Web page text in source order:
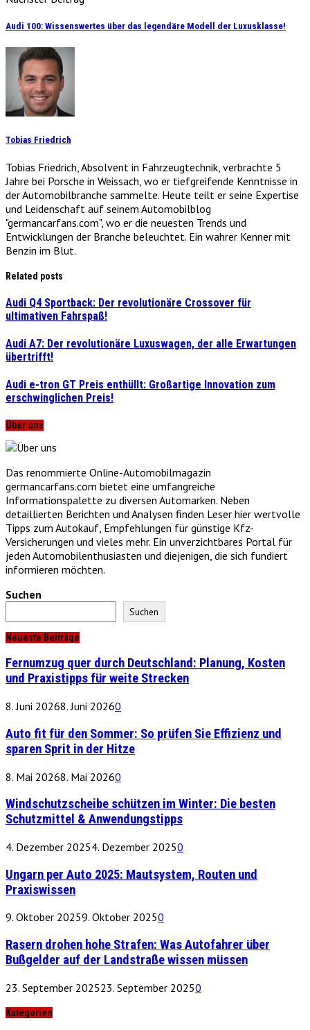
Audi 100: Wissenswertes über das legendäre Modell der Luxusklasse!
Tobias Friedrich
Tobias Friedrich, Absolvent in Fahrzeugtechnik, verbrachte 5
Jahre bei Porsche in Weissach, wo er tiefgreifende Kenntnisse in
der Automobilbranche sammelte. Heute teilt er seine Expertise
und Leidenschaft auf seinem Automobilblog
"germancarfans.com", wo er die neuesten Trends und
Entwicklungen der Branche beleuchtet. Ein wahrer Kenner mit
Benzin im Blut.
Related posts
Audi Q4 Sportback: Der revolutionäre Crossover für
ultimativen Fahrspaß!
Audi A7: Der revolutionäre Luxuswagen, der alle Erwartungen
übertrifft!
Audi e-tron GT Preis enthüllt: Großartige Innovation zum
erschwinglichen Preis!
Über uns
Das renommierte Online-Automobilmagazin
germancarfans.com bietet eine umfangreiche
Informationspalette zu diversen Automarken. Neben
detaillierten Berichten und Analysen finden Leser hier wertvolle
Tipps zum Autokauf, Empfehlungen für günstige Kfz-
Versicherungen und vieles mehr. Ein unverzichtbares Portal für
jeden Automobilenthusiasten und diejenigen, die sich fundiert
informieren möchten.
Suchen
Suchen
Neueste Beiträge
Fernumzug quer durch Deutschland: Planung, Kosten
und Praxistipps für weite Strecken
8. Juni 20268. Juni 20260
Auto fit für den Sommer: So prüfen Sie Effizienz und
sparen Sprit in der Hitze
8. Mai 20268. Mai 20260
Windschutzscheibe schützen im Winter: Die besten
Schutzmittel & Anwendungstipps
4. Dezember 20254. Dezember 20250
Ungarn per Auto 2025: Mautsystem, Routen und
Praxiswissen
9. Oktober 20259. Oktober 20250
Rasern drohen hohe Strafen: Was Autofahrer über
Bußgelder auf der Landstraße wissen müssen
23. September 202523. September 20250
Kategorien